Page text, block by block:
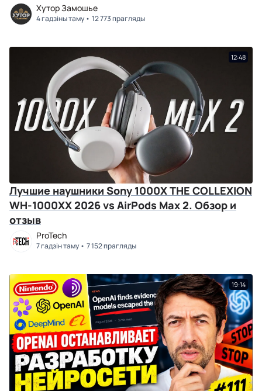
Хутор Замошье
4 гадзіны таму 12 773 прагляды
12:48
Лучшие наушники Sony 1000X THE COLLEXION
WH-1000XX 2026 vs AirPods Max 2. Обзор и
отзыв
ProTech
7 гадзін таму 7 152 прагляды
19:14